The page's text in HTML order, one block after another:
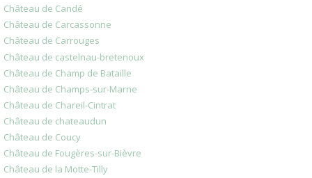
Château de Candé
Château de Carcassonne
Château de Carrouges
Château de castelnau-bretenoux
Château de Champ de Bataille
Château de Champs-sur-Marne
Château de Chareil-Cintrat
Château de chateaudun
Château de Coucy
Château de Fougères-sur-Bièvre
Château de la Motte-Tilly